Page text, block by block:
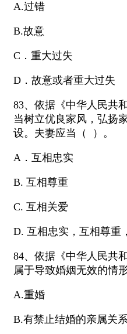
A.过错
B.故意
C．重大过失
D．故意或者重大过失
83、依据《中华人民共
当树立优良家风，弘扬
设。夫妻应当（ ）。
A．互相忠实
B. 互相尊重
C. 互相关爱
D. 互相忠实，互相尊重
84、依据《中华人民共
属于导致婚姻无效的情
A.重婚
B.有禁止结婚的亲属关